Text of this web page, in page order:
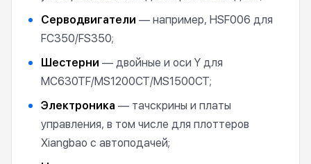
Серводвигатели — например, HSF006 для
FC350/FS350;
Шестерни — двойные и оси Y для
MC630TF/MS1200CT/MS1500CT;
Электроника — тачскрины и платы
управления, в том числе для плоттеров
Xiangbao с автоподачей;